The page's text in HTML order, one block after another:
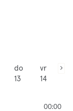
do
13
vr
14
00:00